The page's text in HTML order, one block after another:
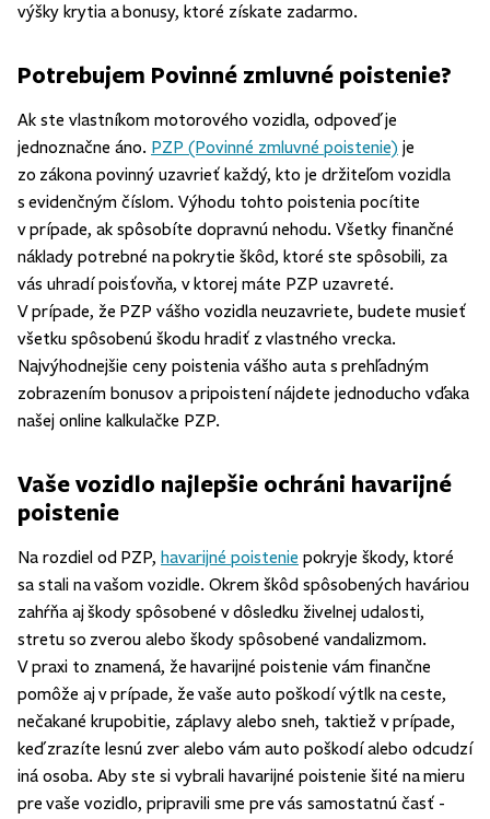
výšky krytia a bonusy, ktoré získate zadarmo.
Potrebujem Povinné zmluvné poistenie?
Ak ste vlastníkom motorového vozidla, odpoveď je
jednoznačne áno. PZP (Povinné zmluvné poistenie) je
zo zákona povinný uzavrieť každý, kto je držiteľom vozidla
s evidenčným číslom. Výhodu tohto poistenia pocítite
v prípade, ak spôsobíte dopravnú nehodu. Všetky finančné
náklady potrebné na pokrytie škôd, ktoré ste spôsobili, za
vás uhradí poisťovňa, v ktorej máte PZP uzavreté.
V prípade, že PZP vášho vozidla neuzavriete, budete musieť
všetku spôsobenú škodu hradiť z vlastného vrecka.
Najvýhodnejšie ceny poistenia vášho auta s prehľadným
zobrazením bonusov a pripoistení nájdete jednoducho vďaka
našej online kalkulačke PZP.
Vaše vozidlo najlepšie ochráni havarijné
poistenie
Na rozdiel od PZP, havarijné poistenie pokryje škody, ktoré
sa stali na vašom vozidle. Okrem škôd spôsobených haváriou
zahŕňa aj škody spôsobené v dôsledku živelnej udalosti,
stretu so zverou alebo škody spôsobené vandalizmom.
V praxi to znamená, že havarijné poistenie vám finančne
pomôže aj v prípade, že vaše auto poškodí výtlk na ceste,
nečakané krupobitie, záplavy alebo sneh, taktiež v prípade,
keď zrazíte lesnú zver alebo vám auto poškodí alebo odcudzí
iná osoba. Aby ste si vybrali havarijné poistenie šité na mieru
pre vaše vozidlo, pripravili sme pre vás samostatnú časť -